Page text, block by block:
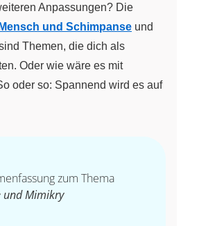
Anpassungen? Die
und Schimpanse und
Themen, die dich als
Oder wie wäre es mit
oder so: Spannend wird es auf
zum Thema
und Mimikry